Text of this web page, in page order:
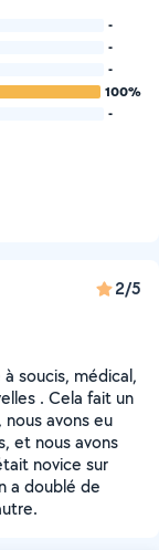
-
-
-
100%
-
2/5
soucis, médical,
. Cela fait un
avons eu
et nous avons
novice sur
a doublé de